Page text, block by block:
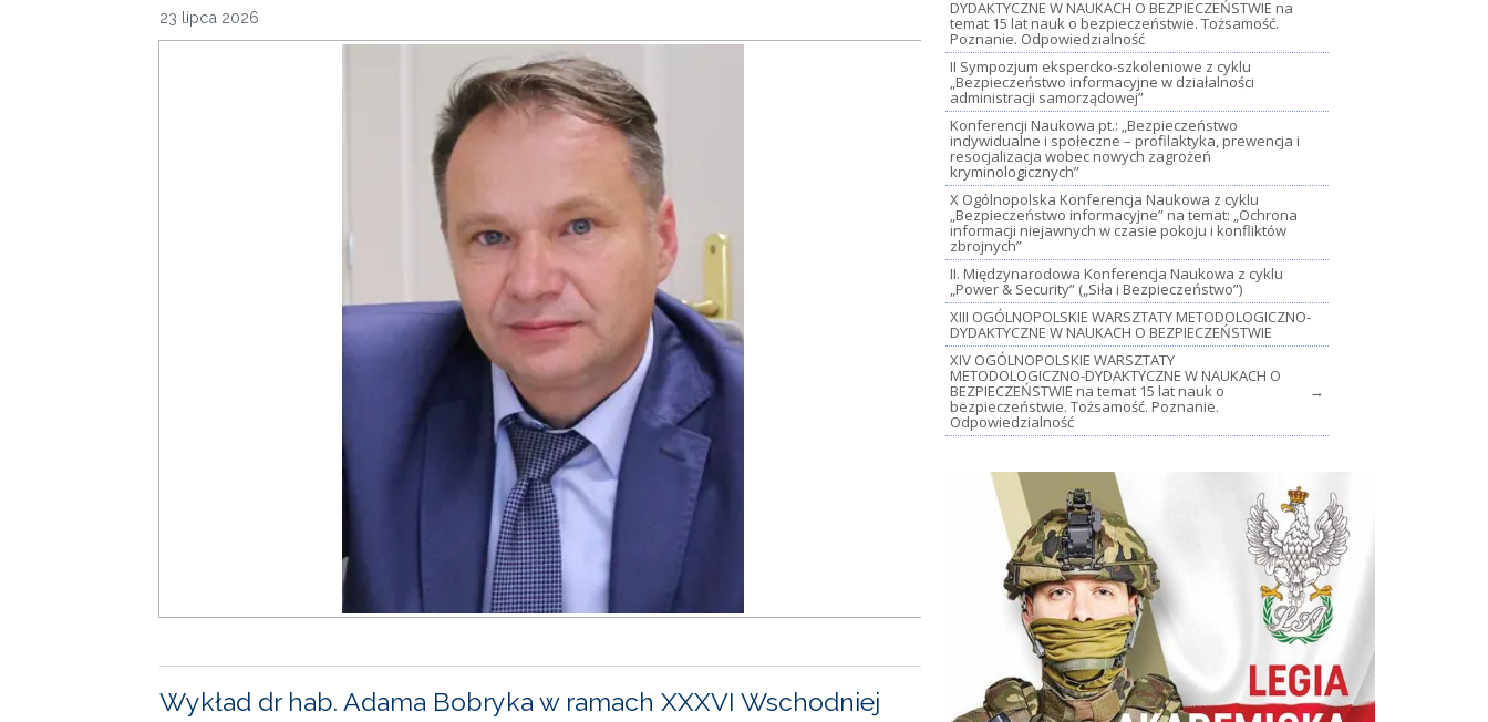
23 lipca 2026
Wykład dr hab. Adama Bobryka w ramach XXXVI Wschodniej
DYDAKTYCZNE W NAUKACH O BEZPIECZEŃSTWIE na
temat 15 lat nauk o bezpieczeństwie. Tożsamość.
Poznanie. Odpowiedzialność
II Sympozjum ekspercko-szkoleniowe z cyklu
„Bezpieczeństwo informacyjne w działalności
administracji samorządowej”
Konferencji Naukowa pt.: „Bezpieczeństwo
indywidualne i społeczne – profilaktyka, prewencja i
resocjalizacja wobec nowych zagrożeń
kryminologicznych”
X Ogólnopolska Konferencja Naukowa z cyklu
„Bezpieczeństwo informacyjne” na temat: „Ochrona
informacji niejawnych w czasie pokoju i konfliktów
zbrojnych”
II. Międzynarodowa Konferencja Naukowa z cyklu
„Power & Security” („Siła i Bezpieczeństwo”)
XIII OGÓLNOPOLSKIE WARSZTATY METODOLOGICZNO-
DYDAKTYCZNE W NAUKACH O BEZPIECZEŃSTWIE
XIV OGÓLNOPOLSKIE WARSZTATY
METODOLOGICZNO-DYDAKTYCZNE W NAUKACH O
BEZPIECZEŃSTWIE na temat 15 lat nauk o
bezpieczeństwie. Tożsamość. Poznanie.
Odpowiedzialność
→